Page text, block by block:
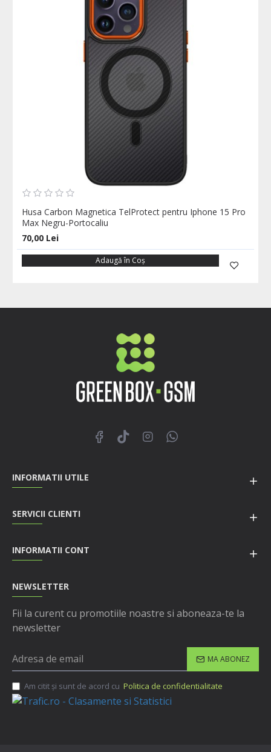
Husa Carbon Magnetica TelProtect pentru Iphone 15 Pro
Max Negru-Portocaliu
70,00 Lei
Adaugă în Coş
INFORMATII UTILE
SERVICII CLIENTI
INFORMATII CONT
NEWSLETTER
Fii la curent cu promotiile noastre si aboneaza-te la
newsletter
MA ABONEZ
Am citit şi sunt de acord cu Politica de confidentialitate